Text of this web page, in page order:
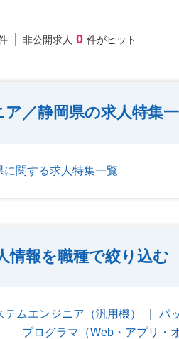
非公開求人 0 件がヒット
／静岡県の求人特集
に関する求人特集一覧
情報を職種で絞り込む
テムエンジニア（汎用機）
パ
プログラマ（Web・アプリ・